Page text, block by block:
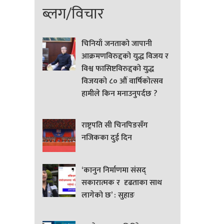
ब्लग/विचार
चिनियाँ जनताको जापानी
आक्रमणविरुद्दको युद्ध विजय र
विश्व फासिष्टविरुद्दको युद्ध
विजयको ८० औं वार्षिकोत्सव
हामीले किन मनाउनुपर्दछ ?
राष्ट्रपति सी चिनपिङसँग
नजिकका दुई दिन
‘कानुन निर्माणमा संसद्
सकारात्मक र दृढताका साथ
लागेको छ’ : सुहाङ